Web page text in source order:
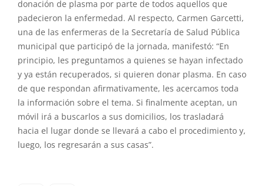
donación de plasma por parte de todos aquellos que
padecieron la enfermedad. Al respecto, Carmen Garcetti,
una de las enfermeras de la Secretaría de Salud Pública
municipal que participó de la jornada, manifestó: “En
principio, les preguntamos a quienes se hayan infectado
y ya están recuperados, si quieren donar plasma. En caso
de que respondan afirmativamente, les acercamos toda
la información sobre el tema. Si finalmente aceptan, un
móvil irá a buscarlos a sus domicilios, los trasladará
hacia el lugar donde se llevará a cabo el procedimiento y,
luego, los regresarán a sus casas”.